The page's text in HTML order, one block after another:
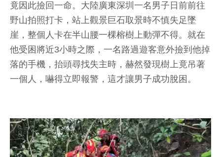
竟因此撿回一命。大陸廣東深圳一名男子日前前往
野山拍照打卡，站上觀景巨石取景時不慎失足墜
崖，整個人卡在半山腰一棵榕樹上動彈不得。就在
他受困將近3小時之際，一名路過遊客意外撿到他掉
落的手機，抬頭尋找失主時，赫然發現樹上竟吊著
一個人，嚇得立即報警，這才讓男子成功脫困。